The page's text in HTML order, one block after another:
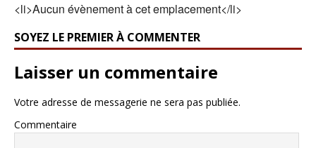
<li>Aucun évènement à cet emplacement</li>
SOYEZ LE PREMIER À COMMENTER
Laisser un commentaire
Votre adresse de messagerie ne sera pas publiée.
Commentaire